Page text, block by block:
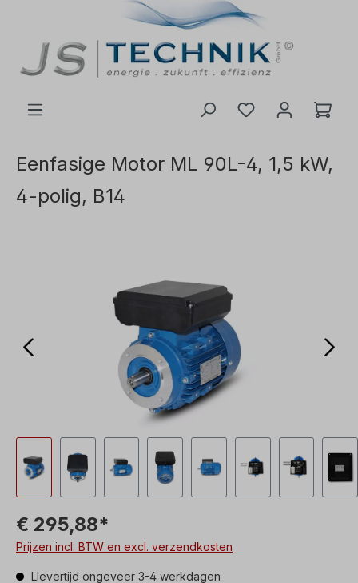
Eenfasige Motor ML 90L-4, 1,5 kW,
4-polig, B14
€ 295,88*
Prijzen incl. BTW en excl. verzendkosten
Llevertijd ongeveer 3-4 werkdagen